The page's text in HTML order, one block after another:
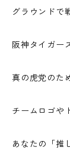
グラウンドで
阪神タイガー
真の虎党のた
チームロゴや
あなたの「推